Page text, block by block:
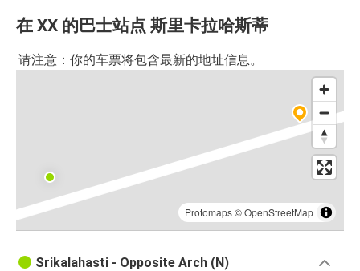
在 XX 的巴士站点 斯里卡拉哈斯蒂
请注意：你的车票将包含最新的地址信息。
Protomaps©OpenStreetMap
Srikalahasti - Opposite Arch (N)